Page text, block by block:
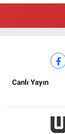
Canlı Yayın